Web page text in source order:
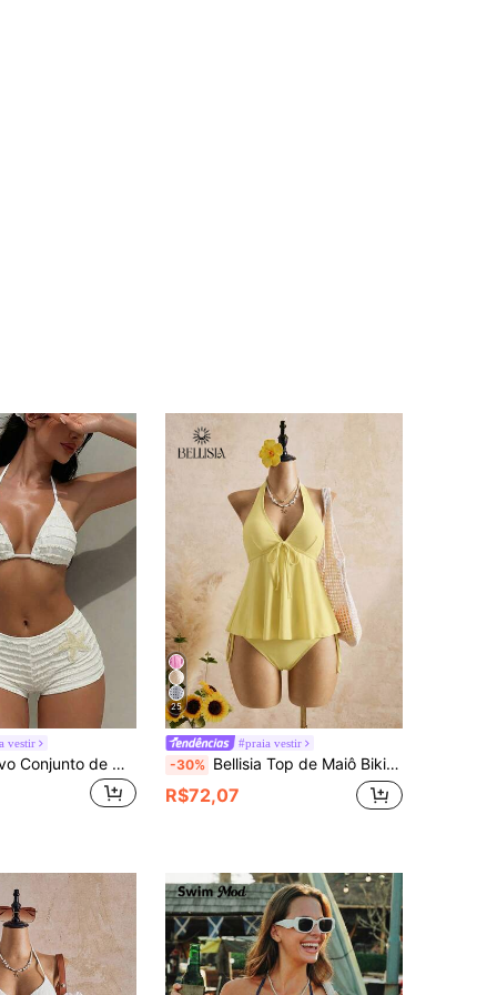
vestir
Swim SXY Novo Conjunto de Maiô Bikini de Verão com 2 Peças, Calça de Perna Reta com Textura de Tecido Damasco e Acessório de Estrela do Mar, Halter Tie, para Praia e Resort
25
#praia vestir
-30% Bellisia Top de Maiô Bikini Camisole Texturizado com Bolinhas, Relaxado para Férias, Feminino
R$72,07